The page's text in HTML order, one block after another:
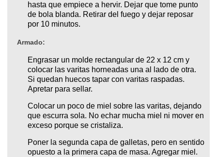
hasta que empiece a hervir. Dejar que tome punto
de bola blanda. Retirar del fuego y dejar reposar
por 10 minutos.
Armado:
Engrasar un molde rectangular de 22 x 12 cm y
colocar las varitas horneadas una al lado de otra.
Si quedan huecos tapar con varitas raspadas.
Apretar para sellar.
Colocar un poco de miel sobre las varitas, dejando
que escurra sola. No echar mucha miel ni mover en
exceso porque se cristaliza.
Poner la segunda capa de galletas, pero en sentido
opuesto a la primera capa de masa. Agregar miel.